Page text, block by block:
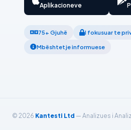
Aplikacioneve
75+ Gjuhë I fokusuar te
Mbështetje informuese
© 2026 Kantesti Ltd — Analizues i
العربية
Português